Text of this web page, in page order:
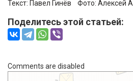
Текст: Павел Гинёв Фото: Алексей
Поделитесь этой статьей:
Comments are disabled